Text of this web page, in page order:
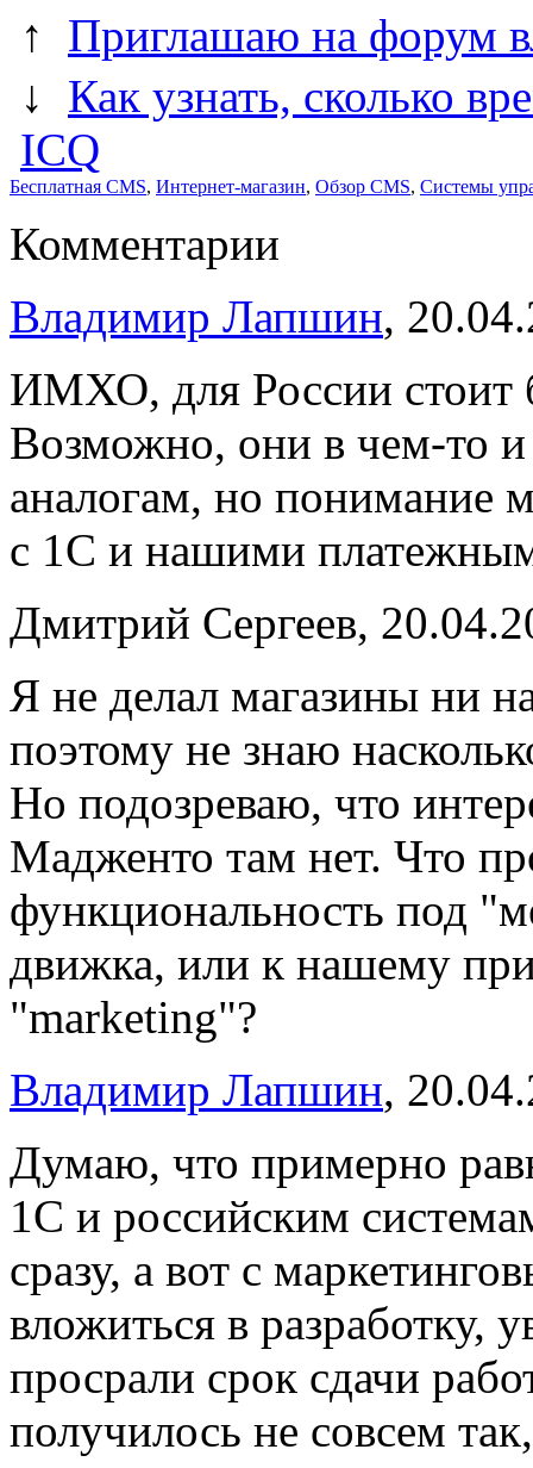
↑ Приглашаю на форум
↓ Как узнать, сколько
ICQ
Бесплатная CMS, Интернет-магазин, Обзор CMS, Системы
Комментарии
Владимир Лапшин,
ИМХО, для России стоит
Возможно, они в чем-то
аналогам, но понимание
с 1С и нашими
Дмитрий Сергеев,
Я не делал магазины ни
поэтому не знаю
Но подозреваю, что
Мадженто там нет. Что
функциональность под
движка, или к нашему
"marketing"?
Владимир Лапшин,
Думаю, что примерно
1С и российским
сразу, а вот с
вложиться в разработку,
просрали срок сдачи
получилось не совсем